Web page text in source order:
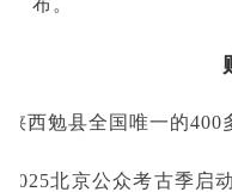
陕西勉县全国唯一的400
北京公众考古季启